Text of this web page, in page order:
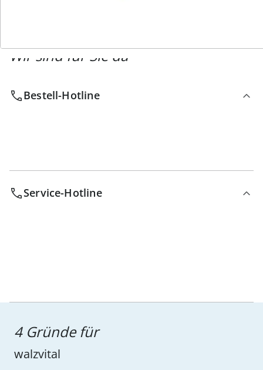
Wir sind für Sie da
Bestell-Hotline
Service-Hotline
4 Gründe für
walzvital